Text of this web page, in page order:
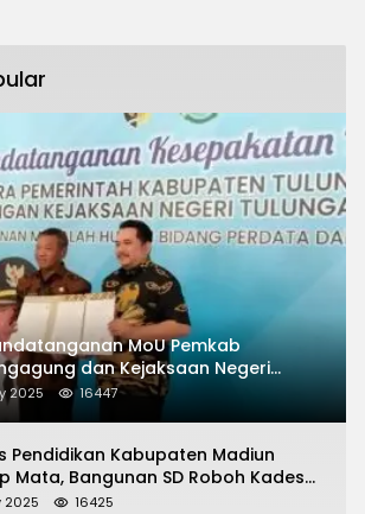
MoU Pemkab
dan Kejaksaan Negeri
Hukum
2025 16447
Pendidikan Kabupaten Madiun
Mata, Bangunan SD Roboh Kades
Bangun Pakai Dana Pribadi
2025 16425